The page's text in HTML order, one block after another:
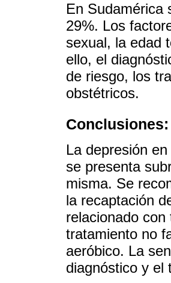
En Sudamérica
29%. Los
sexual, la edad
ello, el
de riesgo, los
obstétricos.
Conclusiones:
La depresión
se presenta
misma. Se
la recaptación
relacionado
tratamiento no
aeróbico. La
diagnóstico y el